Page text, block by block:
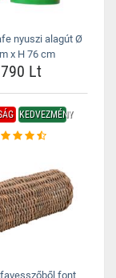
nyuszi alagút Ø
x H 76 cm
Lt
KEDVEZMÉNY
font